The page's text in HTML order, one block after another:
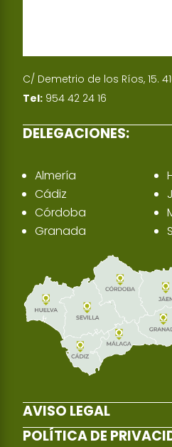
C/ Demetrio de los Ríos, 15.
Tel: 954 42 24 16
DELEGACIONES:
Almería
Cádiz
Córdoba
Granada
AVISO LEGAL
POLÍTICA DE